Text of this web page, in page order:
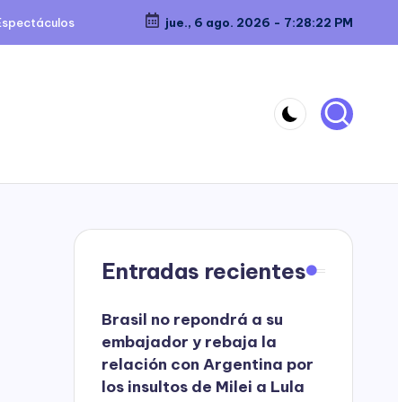
jue., 6 ago. 2026 - 7:28:22 PM
Entradas recientes
Brasil no repondrá a su
embajador y rebaja la
relación con Argentina por
los insultos de Milei a Lula